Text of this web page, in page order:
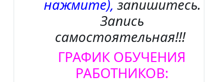
нажмите), запишитесь.
Запись
самостоятельная!!!
ГРАФИК ОБУЧЕНИЯ
РАБОТНИКОВ: